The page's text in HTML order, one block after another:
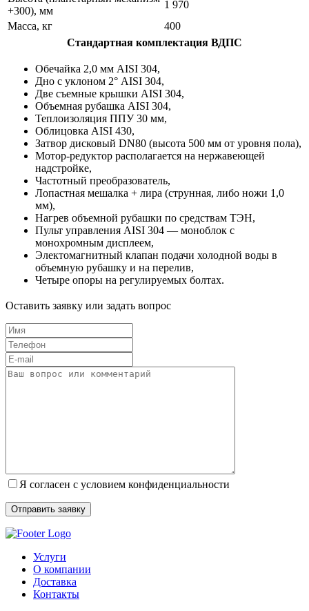
+300), мм
1 970
Масса, кг
400
Стандартная комплектация ВДПС
Обечайка 2,0 мм AISI 304,
Дно с уклоном 2° AISI 304,
Две съемные крышки AISI 304,
Объемная рубашка AISI 304,
Теплоизоляция ППУ 30 мм,
Облицовка AISI 430,
Затвор дисковый DN80 (высота 500 мм от уровня пола),
Мотор-редуктор располагается на нержавеющей
надстройке,
Частотный преобразователь,
Лопастная мешалка + лира (струнная, либо ножи 1,0
мм),
Нагрев объемной рубашки по средствам ТЭН,
Пульт управления AISI 304 — моноблок с
монохромным дисплеем,
Электомагнитный клапан подачи холодной воды в
объемную рубашку и на перелив,
Четыре опоры на регулируемых болтах.
Оставить заявку или задать вопрос
Я согласен с условием конфиденциальности
Услуги
О компании
Доставка
Контакты